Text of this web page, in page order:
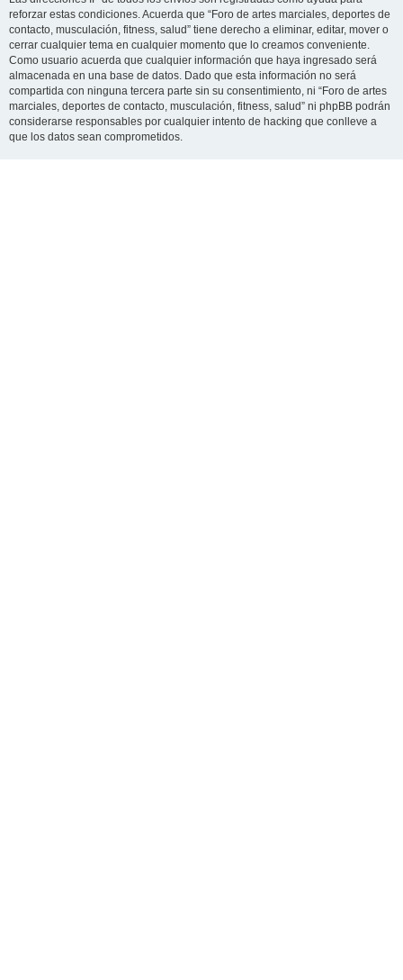
reforzar estas condiciones. Acuerda que “Foro de artes marciales, deportes de
contacto, musculación, fitness, salud” tiene derecho a eliminar, editar, mover o
cerrar cualquier tema en cualquier momento que lo creamos conveniente.
Como usuario acuerda que cualquier información que haya ingresado será
almacenada en una base de datos. Dado que esta información no será
compartida con ninguna tercera parte sin su consentimiento, ni “Foro de artes
marciales, deportes de contacto, musculación, fitness, salud” ni phpBB podrán
considerarse responsables por cualquier intento de hacking que conlleve a
que los datos sean comprometidos.